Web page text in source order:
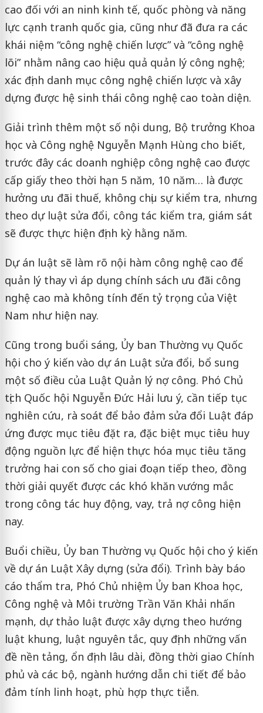
cao đối với an ninh kinh tế, quốc phòng và năng
lực cạnh tranh quốc gia, cũng như đã đưa ra các
khái niệm “công nghệ chiến lược” và “công nghệ
lõi” nhằm nâng cao hiệu quả quản lý công nghệ;
xác định danh mục công nghệ chiến lược và xây
dựng được hệ sinh thái công nghệ cao toàn diện.
Giải trình thêm một số nội dung, Bộ trưởng Khoa
học và Công nghệ Nguyễn Mạnh Hùng cho biết,
trước đây các doanh nghiệp công nghệ cao được
cấp giấy theo thời hạn 5 năm, 10 năm… là được
hưởng ưu đãi thuế, không chịu sự kiểm tra, nhưng
theo dự luật sửa đổi, công tác kiểm tra, giám sát
sẽ được thực hiện định kỳ hằng năm.
Dự án luật sẽ làm rõ nội hàm công nghệ cao để
quản lý thay vì áp dụng chính sách ưu đãi công
nghệ cao mà không tính đến tỷ trọng của Việt
Nam như hiện nay.
Cũng trong buổi sáng, Ủy ban Thường vụ Quốc
hội cho ý kiến vào dự án Luật sửa đổi, bổ sung
một số điều của Luật Quản lý nợ công. Phó Chủ
tịch Quốc hội Nguyễn Đức Hải lưu ý, cần tiếp tục
nghiên cứu, rà soát để bảo đảm sửa đổi Luật đáp
ứng được mục tiêu đặt ra, đặc biệt mục tiêu huy
động nguồn lực để hiện thực hóa mục tiêu tăng
trưởng hai con số cho giai đoạn tiếp theo, đồng
thời giải quyết được các khó khăn vướng mắc
trong công tác huy động, vay, trả nợ công hiện
nay.
Buổi chiều, Ủy ban Thường vụ Quốc hội cho ý kiến
về dự án Luật Xây dựng (sửa đổi). Trình bày báo
cáo thẩm tra, Phó Chủ nhiệm Ủy ban Khoa học,
Công nghệ và Môi trường Trần Văn Khải nhấn
mạnh, dự thảo luật được xây dựng theo hướng
luật khung, luật nguyên tắc, quy định những vấn
đề nền tảng, ổn định lâu dài, đồng thời giao Chính
phủ và các bộ, ngành hướng dẫn chi tiết để bảo
đảm tính linh hoạt, phù hợp thực tiễn.